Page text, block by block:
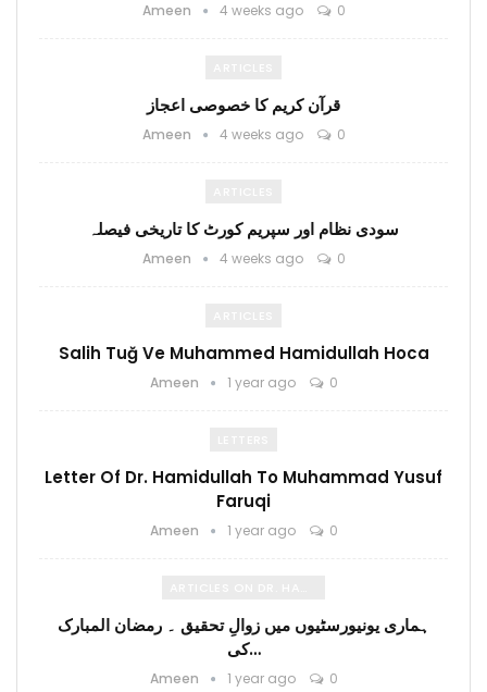
Ameen 4 weeks ago 0
قرآن کریم کا خصوصی اعجاز
Ameen 4 weeks ago 0
سودی نظام اور سپریم کورٹ کا تاریخی فیصلہ
Ameen 4 weeks ago 0
Salih Tuğ Ve Muhammed Hamidullah Hoca
Ameen 1 year ago 0
Letter Of Dr. Hamidullah To Muhammad Yusuf
Faruqi
Ameen 1 year ago 0
ہماری یونیورسٹیوں میں زوالِ تحقیق ۔ رمضان المبارک
کی…
Ameen 1 year ago 0